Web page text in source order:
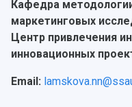
Кафедра
маркетинговых
Центр привлечения
инновационных
Email: